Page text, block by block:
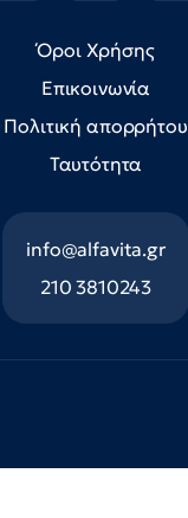
Όροι Χρήσης
Επικοινωνία
Πολιτική απορρήτου
Ταυτότητα
info@alfavita.gr
210 3810243